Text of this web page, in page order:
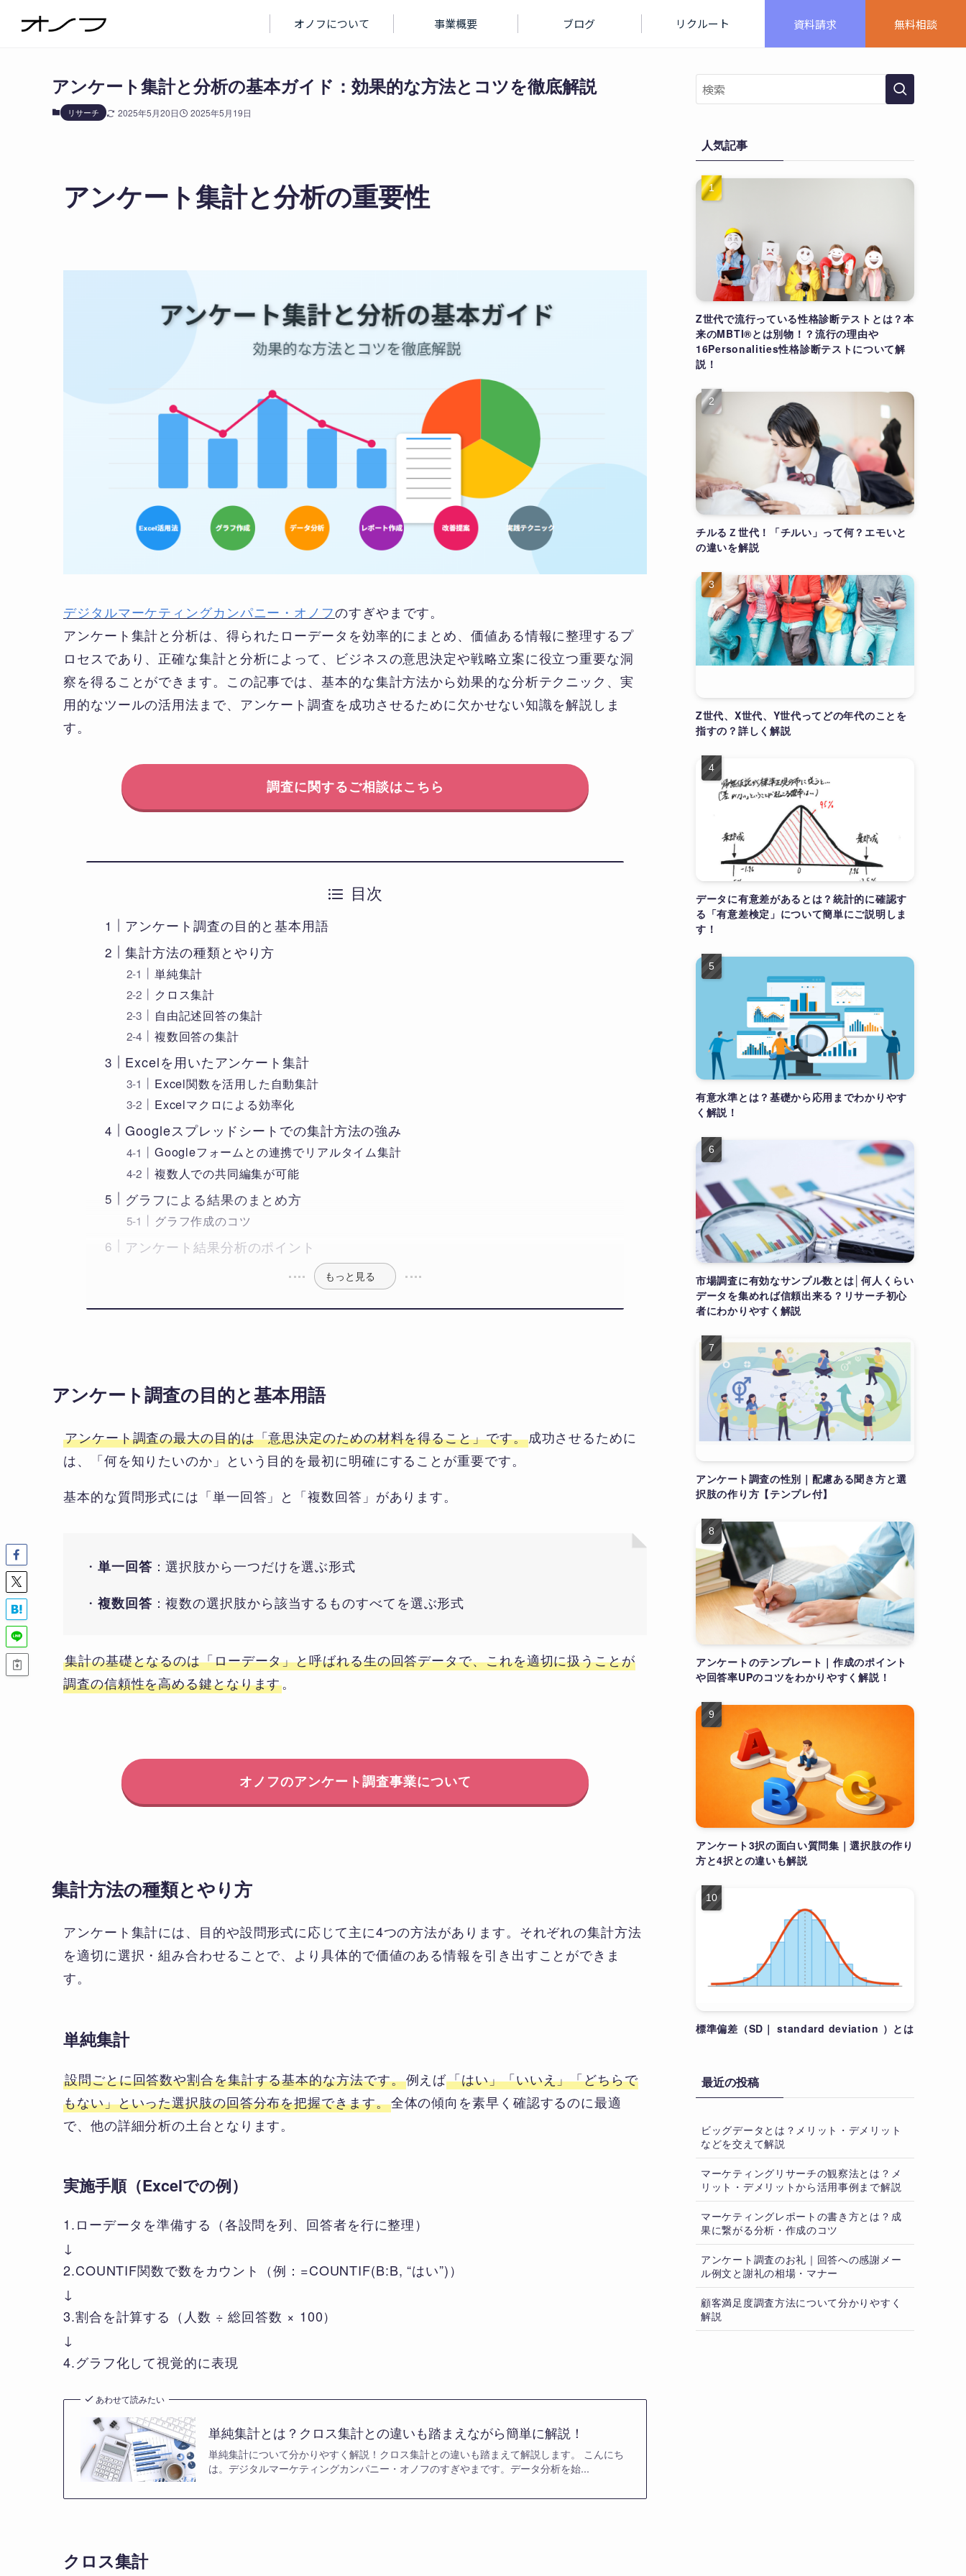
オノフについて 事業概要 ブログ リクルート 資料請求 無料相談
アンケート集計と分析の基本ガイド：効果的な方法とコツを徹底解説
リサーチ 2025年5月20日 2025年5月19日
アンケート集計と分析の重要性
デジタルマーケティングカンパニー・オノフのすぎやまです。
アンケート集計と分析は、得られたローデータを効率的にまとめ、価値ある情報に整理するプ
ロセスであり、正確な集計と分析によって、ビジネスの意思決定や戦略立案に役立つ重要な洞
察を得ることができます。この記事では、基本的な集計方法から効果的な分析テクニック、実
用的なツールの活用法まで、アンケート調査を成功させるために欠かせない知識を解説しま
す。
調査に関するご相談はこちら
目次
アンケート調査の目的と基本用語
集計方法の種類とやり方
単純集計
クロス集計
自由記述回答の集計
複数回答の集計
Excelを用いたアンケート集計
Excel関数を活用した自動集計
Excelマクロによる効率化
Googleスプレッドシートでの集計方法の強み
Googleフォームとの連携でリアルタイム集計
複数人での共同編集が可能
グラフによる結果のまとめ方
グラフ作成のコツ
アンケート結果分析のポイント
もっと見る
アンケート調査の目的と基本用語
アンケート調査の最大の目的は「意思決定のための材料を得ること」です。成功させるために
は、「何を知りたいのか」という目的を最初に明確にすることが重要です。
基本的な質問形式には「単一回答」と「複数回答」があります。
・ 単一回答 ：選択肢から一つだけを選ぶ形式
・ 複数回答 ：複数の選択肢から該当するものすべてを選ぶ形式
集計の基礎となるのは「ローデータ」と呼ばれる生の回答データで、これを適切に扱うことが
調査の信頼性を高める鍵となります。
オノフのアンケート調査事業について
集計方法の種類とやり方
アンケート集計には、目的や設問形式に応じて主に4つの方法があります。それぞれの集計方法
を適切に選択・組み合わせることで、より具体的で価値のある情報を引き出すことができま
す。
単純集計
設問ごとに回答数や割合を集計する基本的な方法です。例えば「はい」「いいえ」「どちらで
もない」といった選択肢の回答分布を把握できます。全体の傾向を素早く確認するのに最適
で、他の詳細分析の土台となります。
実施手順（Excelでの例）
1.ローデータを準備する（各設問を列、回答者を行に整理）
↓
2.COUNTIF関数で数をカウント（例：=COUNTIF(B:B, “はい”)）
↓
3.割合を計算する（人数 ÷ 総回答数 × 100）
↓
4.グラフ化して視覚的に表現
あわせて読みたい
単純集計とは？クロス集計との違いも踏まえながら簡単に解説！
単純集計について分かりやすく解説！クロス集計との違いも踏まえて解説します。 こんにち
は。デジタルマーケティングカンパニー・オノフのすぎやまです。データ分析を始...
クロス集計
人気記事
Z世代で流行っている性格診断テストとは？本
来のMBTI®とは別物！？流行の理由や
16Personalities性格診断テストについて解
説！
チルるＺ世代！「チルい」って何？エモいと
の違いを解説
Z世代、X世代、Y世代ってどの年代のことを
指すの？詳しく解説
データに有意差があるとは？統計的に確認す
る「有意差検定」について簡単にご説明しま
す！
有意水準とは？基礎から応用までわかりやす
く解説！
市場調査に有効なサンプル数とは│何人くらい
データを集めれば信頼出来る？リサーチ初心
者にわかりやすく解説
アンケート調査の性別｜配慮ある聞き方と選
択肢の作り方【テンプレ付】
アンケートのテンプレート｜作成のポイント
や回答率UPのコツをわかりやすく解説！
アンケート3択の面白い質問集｜選択肢の作り
方と4択との違いも解説
標準偏差（SD｜ standard deviation ）とは
最近の投稿
ビッグデータとは？メリット・デメリット
などを交えて解説
マーケティングリサーチの観察法とは？メ
リット・デメリットから活用事例まで解説
マーケティングレポートの書き方とは？成
果に繋がる分析・作成のコツ
アンケート調査のお礼｜回答への感謝メー
ル例文と謝礼の相場・マナー
顧客満足度調査方法について分かりやすく
解説